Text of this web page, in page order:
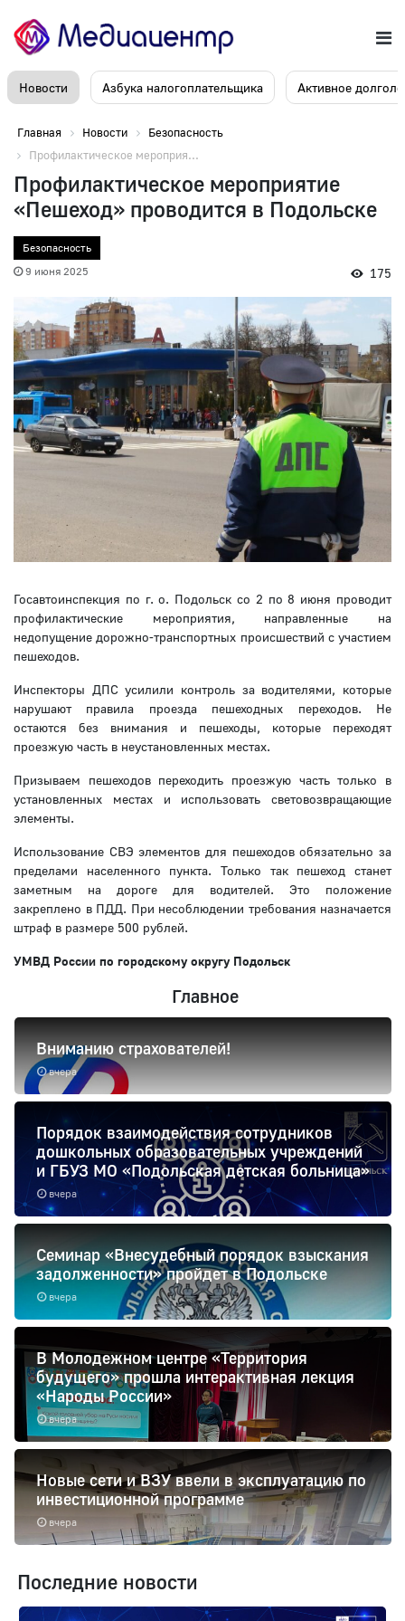
Новости Азбука налогоплательщика Активное
Главная Новости
Безопасность
Профилактическое мероприя...
Профилактическое мероприятие
«Пешеход» проводится в Подольске
Безопасность
9 июня 2025
175
Госавтоинспекция по г. о. Подольск со 2 по 8 июня проводит
профилактические мероприятия, направленные на
недопущение дорожно-транспортных происшествий с участием
пешеходов.
Инспекторы ДПС усилили контроль за водителями, которые
нарушают правила проезда пешеходных переходов. Не
остаются без внимания и пешеходы, которые переходят
проезжую часть в неустановленных местах.
Призываем пешеходов переходить проезжую часть только в
установленных местах и использовать световозвращающие
элементы.
Использование СВЭ элементов для пешеходов обязательно за
пределами населенного пункта. Только так пешеход станет
заметным на дороге для водителей. Это положение
закреплено в ПДД. При несоблюдении требования назначается
штраф в размере 500 рублей.
УМВД России по городскому округу Подольск
Главное
вчера
Вниманию страхователей!
вчера
Порядок взаимодействия сотрудников
дошкольных образовательных учреждений
и ГБУЗ МО «Подольская детская больница»
вчера
Семинар «Внесудебный порядок взыскания
задолженности» пройдет в Подольске
вчера
В Молодежном центре «Территория
будущего» прошла интерактивная лекция
«Народы России»
вчера
Новые сети и ВЗУ ввели в эксплуатацию по
инвестиционной программе
Последние новости